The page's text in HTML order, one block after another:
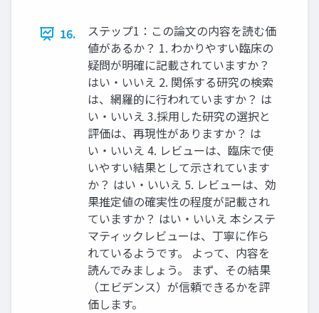
16.
ステップ1：この論文の内容を読む価
値があるか？ 1. わかりやすい臨床の
疑問が明確に記載されていますか？
はい・いいえ 2. 関係する研究の検索
は、網羅的に行われていますか？ は
い・いいえ 3.採用した研究の選択と
評価は、再現性がありますか？ は
い・いいえ 4. レビューは、臨床で使
いやすい結果として示されています
か？ はい・いいえ 5. レビューは、効
果推定値の確実性の程度が記載され
ていますか？ はい・いいえ 本システ
マティックレビューは、丁寧に作ら
れているようです。 よって、内容を
読んでみましょう。 まず、その結果
（エビデンス）が信頼できるかを評
価します。